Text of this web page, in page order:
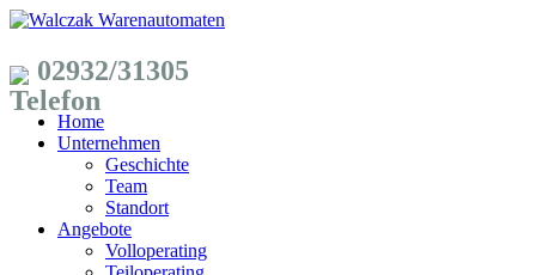
02932/31305
Home
Unternehmen
Geschichte
Team
Standort
Angebote
Volloperating